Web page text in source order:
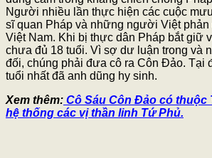
Người nhiều lần thực hiện các cuộc
sĩ quan Pháp và những người Việt phản
Việt Nam. Khi bị thực dân Pháp bắt giữ
chưa đủ 18 tuổi. Vì sợ dư luận trong và
đối, chúng phải đưa cô ra Côn Đảo. Tại
tuổi nhất đã anh dũng hy sinh.
Xem thêm: Cô Sáu Côn Đảo có thuộc
hệ thống các vị thần linh Tứ Phủ.